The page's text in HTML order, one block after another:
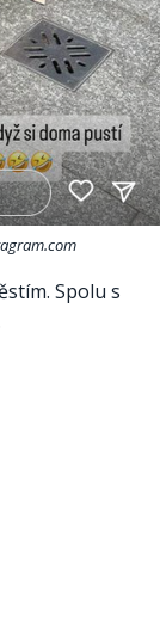
Spolu s